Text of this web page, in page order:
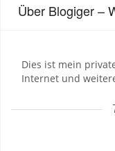
Über Blogiger –
Dies ist mein
Internet und